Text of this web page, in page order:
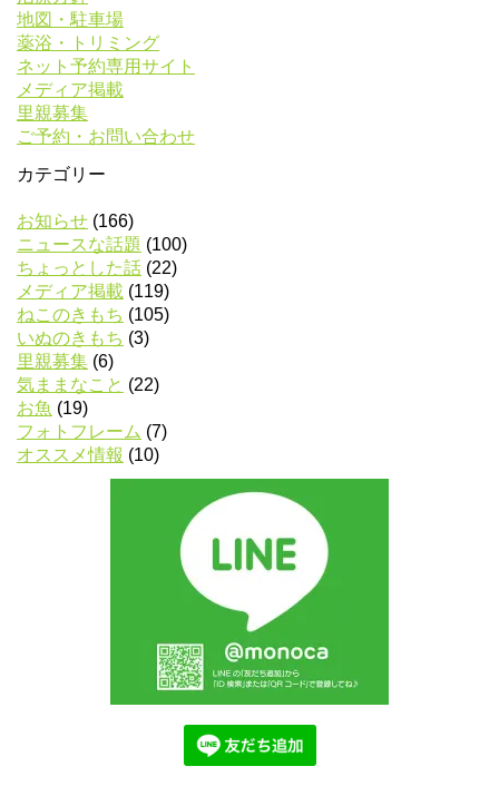
地図・駐車場
薬浴・トリミング
ネット予約専用サイト
メディア掲載
里親募集
ご予約・お問い合わせ
カテゴリー
お知らせ (166)
ニュースな話題 (100)
ちょっとした話 (22)
メディア掲載 (119)
ねこのきもち (105)
いぬのきもち (3)
里親募集 (6)
気ままなこと (22)
お魚 (19)
フォトフレーム (7)
オススメ情報 (10)